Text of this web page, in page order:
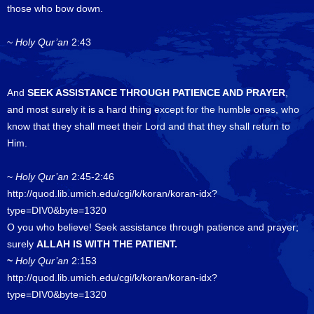
those who bow down.
~ Holy Qur’an 2:43
And SEEK ASSISTANCE THROUGH PATIENCE AND PRAYER,
and most surely it is a hard thing except for the humble ones, who
know that they shall meet their Lord and that they shall return to
Him.
~ Holy Qur’an 2:45-2:46
http://quod.lib.umich.edu/cgi/k/koran/koran-idx?
type=DIV0&byte=1320
O you who believe! Seek assistance through patience and prayer;
surely ALLAH IS WITH THE PATIENT.
~ Holy Qur’an 2:153
http://quod.lib.umich.edu/cgi/k/koran/koran-idx?
type=DIV0&byte=1320